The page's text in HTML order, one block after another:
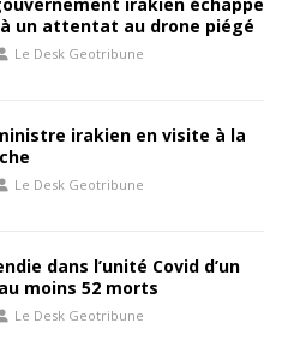
un attentat au drone piégé
Le Desk Geotribune
irakien en visite à la
Le Desk Geotribune
dans l’unité Covid d’un
moins 52 morts
Le Desk Geotribune